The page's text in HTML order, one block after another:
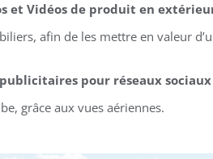
et Vidéos de produit en
afin de les mettre en valeur
pour réseaux sociaux
grâce aux vues aériennes.